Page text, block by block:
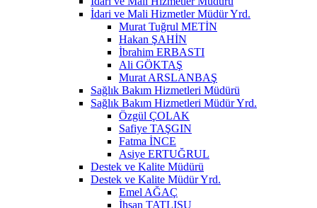
İdari ve Mali Hizmetler Müdür Yrd.
Murat Tuğrul METİN
Hakan ŞAHİN
İbrahim ERBASTI
Ali GÖKTAŞ
Murat ARSLANBAŞ
Sağlık Bakım Hizmetleri Müdürü
Sağlık Bakım Hizmetleri Müdür Yrd.
Özgül ÇOLAK
Safiye TAŞGIN
Fatma İNCE
Asiye ERTUĞRUL
Destek ve Kalite Müdürü
Destek ve Kalite Müdür Yrd.
Emel AĞAÇ
İhsan TATLISU